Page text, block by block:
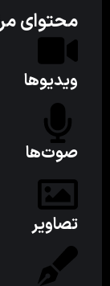
محتوای
ویدیوها
صوت‌ها
تصاویر